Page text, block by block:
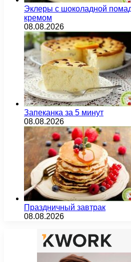
Эклеры с шоколадной
кремом
08.08.2026
Запеканка за 5 минут
08.08.2026
Праздничный завтрак
08.08.2026